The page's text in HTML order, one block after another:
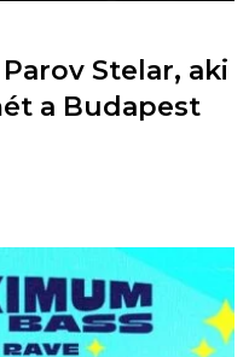
Stelar, aki
a Budapest